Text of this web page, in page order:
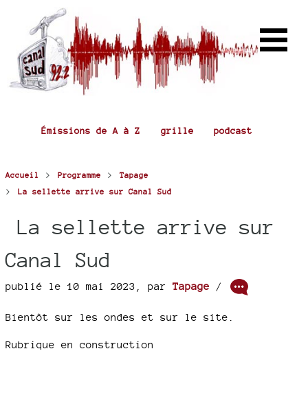
Émissions de A à Z grille podcast
Accueil > Programme > Tapage
> La sellette arrive sur Canal Sud
La sellette arrive sur
Canal Sud
publié le 10 mai 2023 par Tapage /
Bientôt sur les ondes et sur le site.
Rubrique en construction